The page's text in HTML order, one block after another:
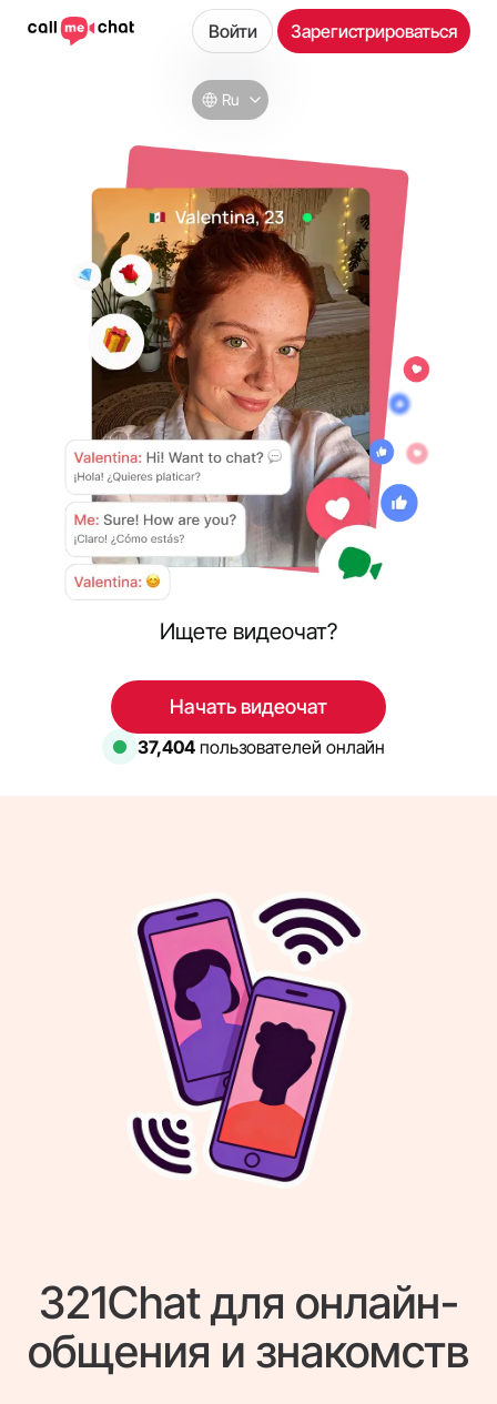
Ru
Войти Зарегистрироваться
Ищете видеочат?
Начать видеочат
37,404пользователей онлайн
321Chat для онлайн-
общения и знакомств